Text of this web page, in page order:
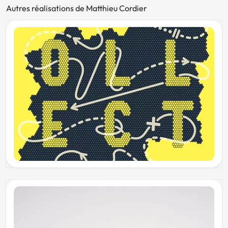
Autres réalisations de Matthieu Cordier